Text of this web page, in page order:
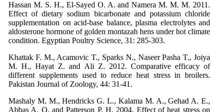
Hassan M. S. H., El-Sayed O. A. and Namera M. M. M. 2011.
Effect of dietary sodium bicarbonate and potassium chloride
supplementation on acid-base balance, plasma electrolytes and
aldosterone hormone of golden montazah hens under hot climate
condition. Egyptian Poultry Science, 31: 285-303.
Khattak F. M., Acamovic T., Sparks N., Naseer Pasha T., Joiya
M. H., Hayat Z. and Ali Z. 2012. Comparative efficacy of
different supplements used to reduce heat stress in broilers.
Pakistan Journal of Zoology, 44: 31-41.
Mashaly M. M., Hendricks G. L., Kalama M. A., Gehad A. E.,
Abbas A. O. and Patterson P. H. 2004. Effect of heat stress on